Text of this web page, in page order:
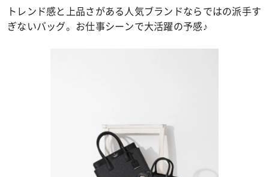
トレンド感と上品さがある人気ブランドならではの派手す
ぎないバッグ。お仕事シーンで大活躍の予感♪